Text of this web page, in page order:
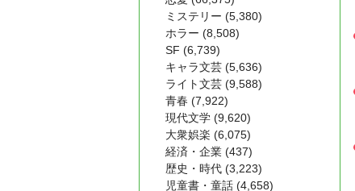
ミステリー (5,380)
ホラー (8,508)
SF (6,739)
キャラ文芸 (5,636)
ライト文芸 (9,588)
青春 (7,922)
現代文学 (9,620)
大衆娯楽 (6,075)
経済・企業 (437)
歴史・時代 (3,223)
児童書・童話 (4,658)